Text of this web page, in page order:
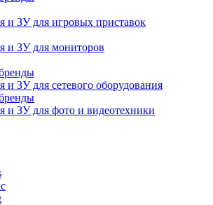
и ЗУ для игровых приставок
и ЗУ для мониторов
и ЗУ для сетевого оборудования
и ЗУ для фото и видеотехники